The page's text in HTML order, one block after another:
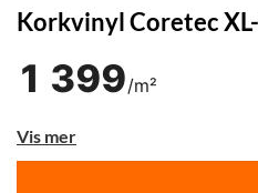
Korkvinyl Coretec
1 399/m²
Vis mer